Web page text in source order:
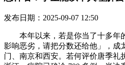
发布日期：2025-09-07 12:50
本年以来，若是你当了十多年的
影响恶劣，请把分数还给他」，成
门、南京和西安。若何评价唐季礼